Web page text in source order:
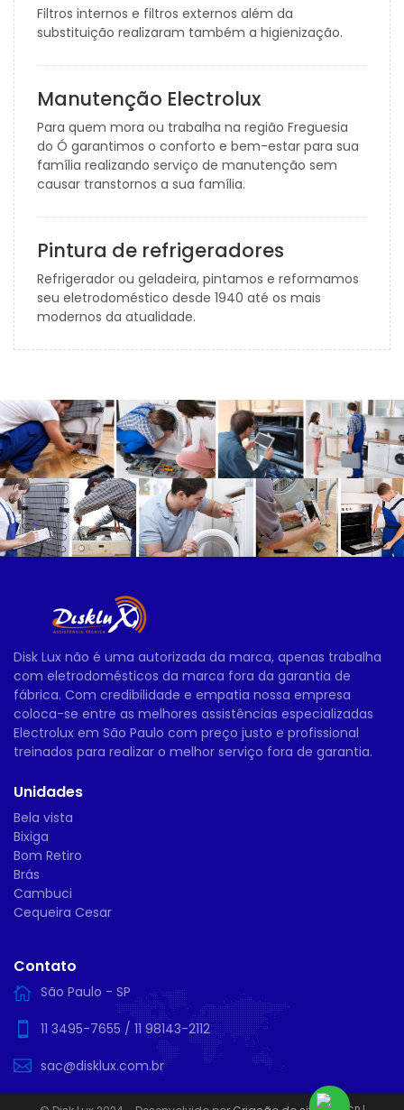
Filtros internos e filtros externos além da
substituição realizaram também a higienização.
Manutenção Electrolux
Para quem mora ou trabalha na região Freguesia
do Ó garantimos o conforto e bem-estar para sua
família realizando serviço de manutenção sem
causar transtornos a sua família.
Pintura de refrigeradores
Refrigerador ou geladeira, pintamos e reformamos
seu eletrodoméstico desde 1940 até os mais
modernos da atualidade.
Disk Lux não é uma autorizada da marca, apenas trabalha
com eletrodomésticos da marca fora da garantia de
fábrica. Com credibilidade e empatia nossa empresa
coloca-se entre as melhores assistências especializadas
Electrolux em São Paulo com preço justo e profissional
treinados para realizar o melhor serviço fora de garantia.
Unidades
Bela vista
Bixiga
Bom Retiro
Brás
Cambuci
Cequeira Cesar
Contato
São Paulo - SP
11 3495-7655 / 11 98143-2112
sac@disklux.com.br